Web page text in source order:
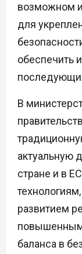
возможном
для
обеспечить
В
актуальную
стране и в
развитием
баланса в